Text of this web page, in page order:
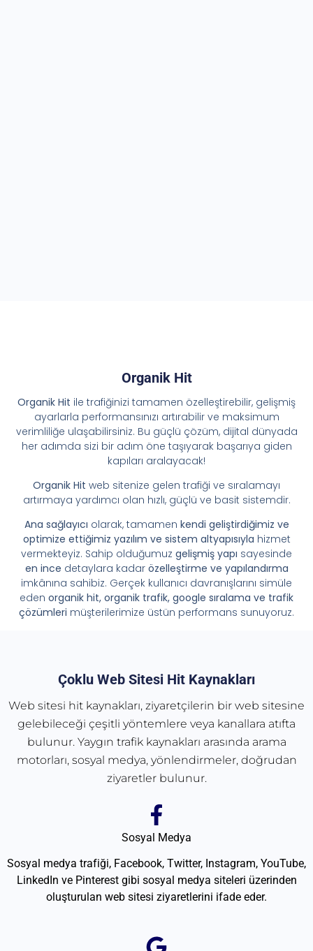
Organik Hit
Organik Hit ile trafiğinizi tamamen özelleştirebilir, gelişmiş
ayarlarla performansınızı artırabilir ve maksimum
verimliliğe ulaşabilirsiniz. Bu güçlü çözüm, dijital dünyada
her adımda sizi bir adım öne taşıyarak başarıya giden
kapıları aralayacak!
Organik Hit web sitenize gelen trafiği ve sıralamayı
artırmaya yardımcı olan hızlı, güçlü ve basit sistemdir.
Ana sağlayıcı olarak, tamamen kendi geliştirdiğimiz ve
optimize ettiğimiz yazılım ve sistem altyapısıyla hizmet
vermekteyiz. Sahip olduğumuz gelişmiş yapı sayesinde
en ince detaylara kadar özelleştirme ve yapılandırma
imkânına sahibiz. Gerçek kullanıcı davranışlarını simüle
eden organik hit, organik trafik, google sıralama ve trafik
çözümleri müşterilerimize üstün performans sunuyoruz.
Çoklu Web Sitesi Hit Kaynakları
Web sitesi hit kaynakları, ziyaretçilerin bir web sitesine
gelebileceği çeşitli yöntemlere veya kanallara atıfta
bulunur. Yaygın trafik kaynakları arasında arama
motorları, sosyal medya, yönlendirmeler, doğrudan
ziyaretler bulunur.
Sosyal Medya
Sosyal medya trafiği, Facebook, Twitter, Instagram, YouTube,
LinkedIn ve Pinterest gibi sosyal medya siteleri üzerinden
oluşturulan web sitesi ziyaretlerini ifade eder.